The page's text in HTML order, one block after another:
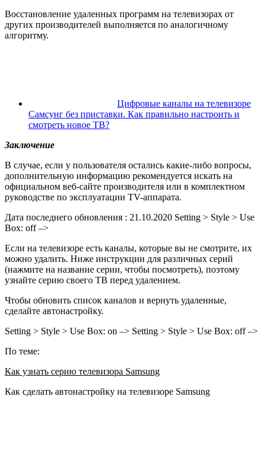
Восстановление удаленных программ на телевизорах от
других производителей выполняется по аналогичному
алгоритму.
Цифровые каналы на телевизоре
Самсунг без приставки. Как правильно настроить и
смотреть новое ТВ?
Заключение
В случае, если у пользователя остались какие-либо вопросы,
дополнительную информацию рекомендуется искать на
официальном веб-сайте производителя или в комплектном
руководстве по эксплуатации TV-аппарата.
Дата последнего обновления : 21.10.2020 Setting > Style > Use
Box: off –>
Если на телевизоре есть каналы, которые вы не смотрите, их
можно удалить. Ниже инструкции для различных серий
(нажмите на название серии, чтобы посмотреть), поэтому
узнайте серию своего ТВ перед удалением.
Чтобы обновить список каналов и вернуть удаленные,
сделайте автонастройку.
Setting > Style > Use Box: on –> Setting > Style > Use Box: off –>
По теме:
Как узнать серию телевизора Samsung
Как сделать автонастройку на телевизоре Samsung